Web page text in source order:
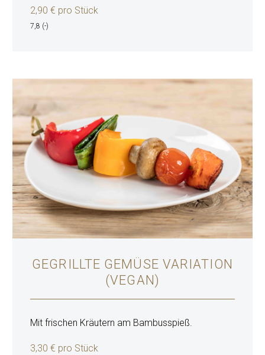
2,90 € pro Stück
7,8 (-)
GEGRILLTE GEMÜSE VARIATION
(VEGAN)
Mit frischen Kräutern am Bambusspieß.
3,30 € pro Stück